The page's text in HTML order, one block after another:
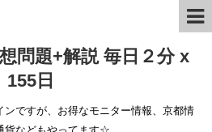
問題+解説 毎日２分 x
155日
ですが、お得なモニター情報、京都情